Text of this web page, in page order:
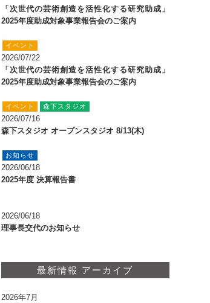
「次世代の芸術創造を活性化する研究助成」
2025年度助成対象事業報告会のご案内
イベント
2026/07/22
「次世代の芸術創造を活性化する研究助成」
2025年度助成対象事業報告会のご案内
イベント 森下スタジオ
2026/07/16
森下スタジオ オープンスタジオ 8/13(木)
お知らせ
2026/06/18
2025年度 決算報告書
2026/06/18
理事長交代のお知らせ
最新情報 アーカイブ
2026年7月